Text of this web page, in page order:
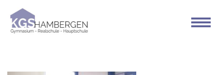
Inhalt
springen